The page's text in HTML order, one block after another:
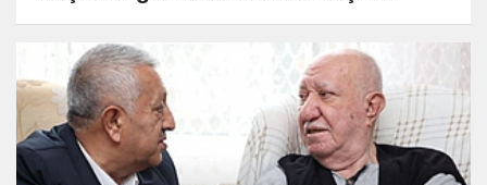
Yayınlanacak?